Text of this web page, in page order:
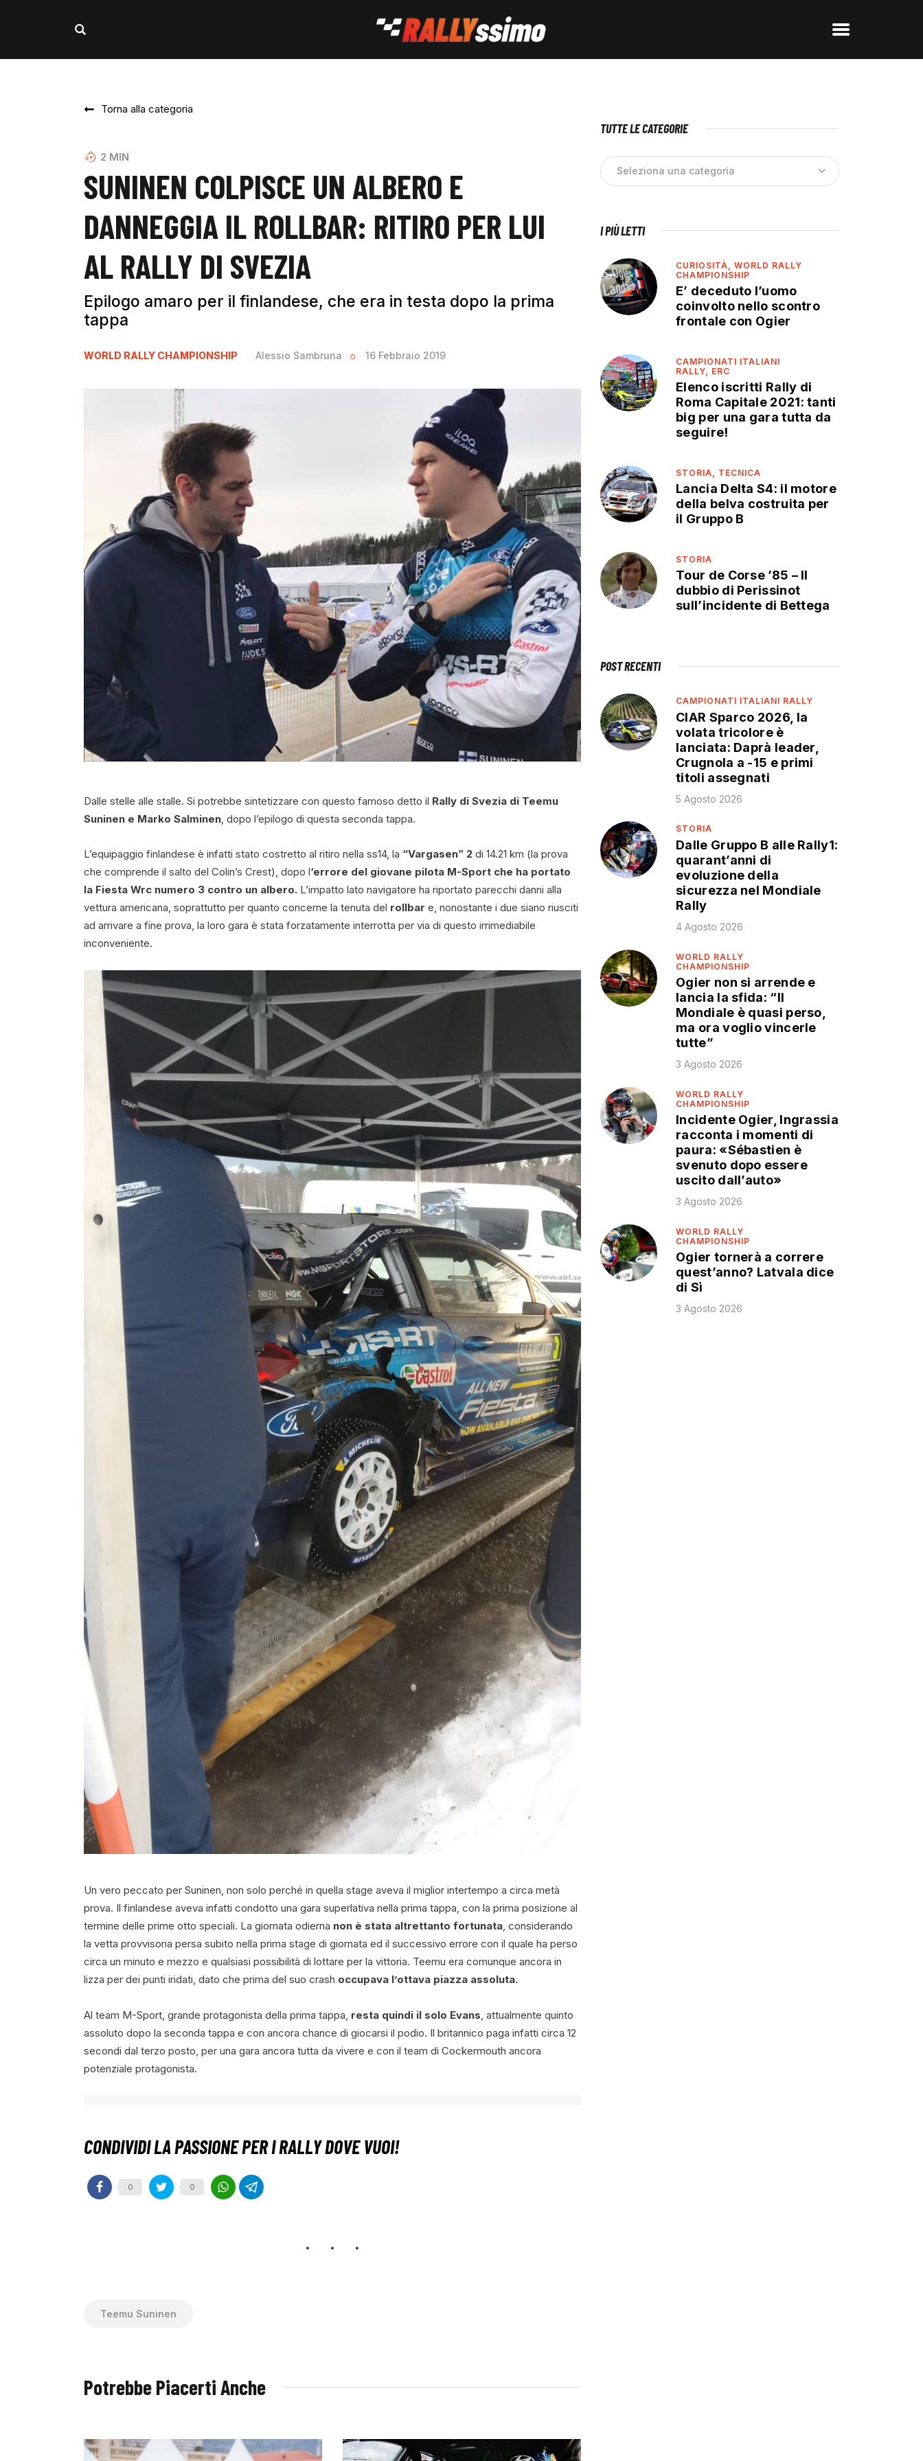
Torna alla categoria
2 MIN
SUNINEN COLPISCE UN ALBERO E
DANNEGGIA IL ROLLBAR: RITIRO PER LUI
AL RALLY DI SVEZIA
Epilogo amaro per il finlandese, che era in testa dopo la prima
tappa
WORLD RALLY CHAMPIONSHIP Alessio Sambruna 16 Febbraio 2019
Dalle stelle alle stalle. Si potrebbe sintetizzare con questo famoso detto il Rally di Svezia di Teemu
Suninen e Marko Salminen , dopo l’epilogo di questa seconda tappa.
L’equipaggio finlandese è infatti stato costretto al ritiro nella ss14, la “Vargasen” 2 di 14.21 km (la prova
che comprende il salto del Colin’s Crest), dopo l‘errore del giovane pilota M-Sport che ha portato
la Fiesta Wrc numero 3 contro un albero. L’impatto lato navigatore ha riportato parecchi danni alla
vettura americana, soprattutto per quanto concerne la tenuta del rollbar e, nonostante i due siano riusciti
ad arrivare a fine prova, la loro gara è stata forzatamente interrotta per via di questo irrimediabile
inconveniente.
Un vero peccato per Suninen, non solo perché in quella stage aveva il miglior intertempo a circa metà
prova. Il finlandese aveva infatti condotto una gara superlativa nella prima tappa, con la prima posizione al
termine delle prime otto speciali. La giornata odierna non è stata altrettanto fortunata, considerando
la vetta provvisoria persa subito nella prima stage di giornata ed il successivo errore con il quale ha perso
circa un minuto e mezzo e qualsiasi possibilità di lottare per la vittoria. Teemu era comunque ancora in
lizza per dei punti iridati, dato che prima del suo crash occupava l’ottava piazza assoluta.
Al team M-Sport, grande protagonista della prima tappa, resta quindi il solo Evans , attualmente quinto
assoluto dopo la seconda tappa e con ancora chance di giocarsi il podio. Il britannico paga infatti circa 12
secondi dal terzo posto, per una gara ancora tutta da vivere e con il team di Cockermouth ancora
potenziale protagonista.
0 0
Teemu Suninen
Potrebbe Piacerti Anche
TUTTE LE CATEGORIE
I PIÙ LETTI
CURIOSITÀ,WORLD RALLY
CHAMPIONSHIP
E’ deceduto l’uomo
coinvolto nello scontro
frontale con Ogier
CAMPIONATI ITALIANI
RALLY, ERC
Elenco iscritti Rally di
Roma Capitale 2021: tanti
big per una gara tutta da
seguire!
STORIA, TECNICA
Lancia Delta S4: il motore
della belva costruita per
il Gruppo B
STORIA
Tour de Corse ’85 – Il
dubbio di Perissinot
sull’incidente di Bettega
POST RECENTI
CAMPIONATI ITALIANI RALLY
CIAR Sparco 2026, la
volata tricolore è
lanciata: Daprà leader,
Crugnola a -15 e primi
titoli assegnati
5 Agosto 2026
STORIA
Dalle Gruppo B alle Rally1:
quarant’anni di
evoluzione della
sicurezza nel Mondiale
Rally
4 Agosto 2026
WORLD RALLY
CHAMPIONSHIP
Ogier non si arrende e
lancia la sfida: “Il
Mondiale è quasi perso,
ma ora voglio vincerle
tutte”
3 Agosto 2026
WORLD RALLY
CHAMPIONSHIP
Incidente Ogier, Ingrassia
racconta i momenti di
paura: «Sébastien è
svenuto dopo essere
uscito dall’auto»
3 Agosto 2026
WORLD RALLY
CHAMPIONSHIP
Ogier tornerà a correre
quest’anno? Latvala dice
di Sì
3 Agosto 2026